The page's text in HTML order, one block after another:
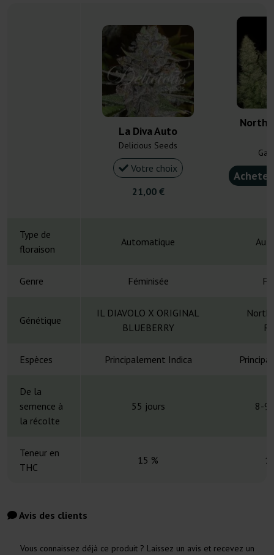
La Diva Auto
Delicious Seeds
Votre choix
21,00 €
Type de
floraison
Automatique
Genre Féminisée
Génétique
IL DIAVOLO X ORIGINAL
BLUEBERRY
Espèces Principalement Indica
De la
semence à
la récolte
55 jours 8-9
Teneur en
THC
15 %
Avis des clients
Vous connaissez déjà ce produit ? Laissez un avis et recevez un